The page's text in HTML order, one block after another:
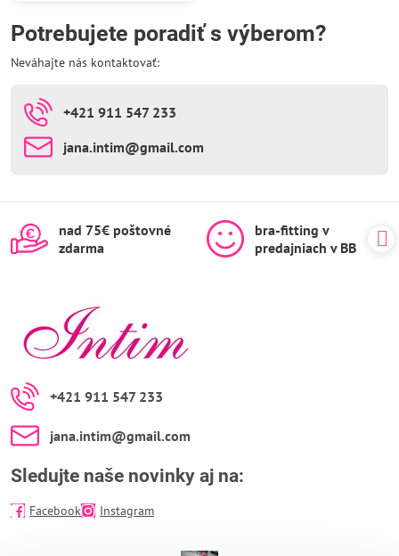
Potrebujete poradiť s výberom?
Neváhajte nás kontaktovať:
+421 911 547 233
jana​.intim​@gmail​.com
nad 75€ poštovné
zdarma
bra-fitting v
predajniach v BB
+421 911 547 233
jana​.intim​@gmail​.com
Sledujte naše novinky aj na:
Facebook Instagram